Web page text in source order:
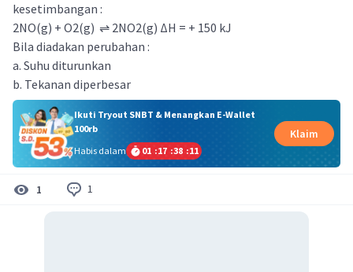
kesetimbangan :
2NO(g) + O2(g) ⇌ 2NO2(g) ∆H = + 150 kJ
Bila diadakan perubahan :
a. Suhu diturunkan
b. Tekanan diperbesar
Ikuti Tryout SNBT & Menangkan E-Wallet
100rb
Habis dalam
01 :17 :38 :11
Klaim
1 1